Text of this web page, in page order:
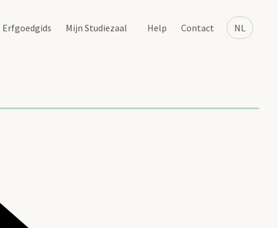
NL
Erfgoedgids Mijn Studiezaal Help Contact